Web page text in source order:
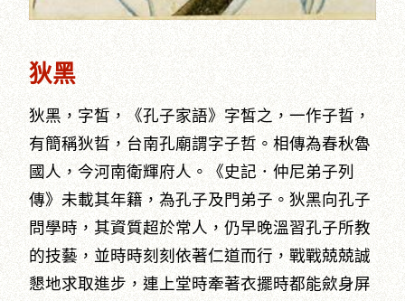
狄黑
狄黑，字皙，《孔子家語》字皙之，一作子晢，
有簡稱狄晢，台南孔廟謂字子哲。相傳為春秋魯
國人，今河南衛輝府人。《史記．仲尼弟子列
傳》未載其年籍，為孔子及門弟子。狄黑向孔子
問學時，其資質超於常人，仍早晚溫習孔子所教
的技藝，並時時刻刻依著仁道而行，戰戰兢兢誠
懇地求取進步，連上堂時牽著衣擺時都能歛身屏